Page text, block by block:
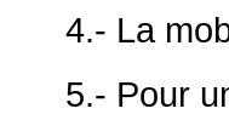
4.- La
5.- Pour